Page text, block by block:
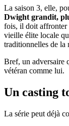
La saison 3, elle,
Dwight grandit,
fois, il doit affronter
vieille élite locale
traditionnelles de la
Bref, un adversaire
vétéran comme lui.
Un casting
La série peut déjà